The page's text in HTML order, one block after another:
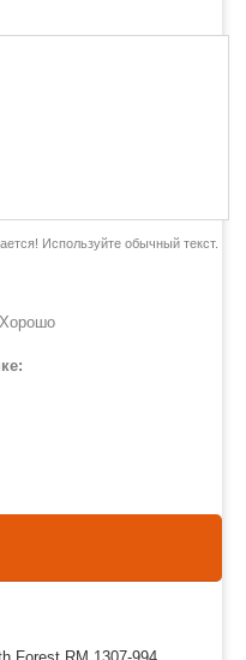
Используйте обычный текст.
Хорошо